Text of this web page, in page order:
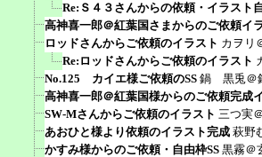
Re:Ｓ４３さんからの依頼・イラスト
高神喜一郎＠紅葉国さまからのご依頼イ
ロッドさんからご依頼のイラスト カヲリ
Re:ロッドさんからご依頼のイラスト
No.125 カイエ様ご依頼のSS 鍋 黒兎＠
高神喜一郎＠紅葉国様からのご依頼完成
SW-Mさんからご依頼のイラスト 三つ実
あおひと様より依頼のイラスト完成 萩野
かすみ様からのご依頼・自由枠SS 黒霧＠